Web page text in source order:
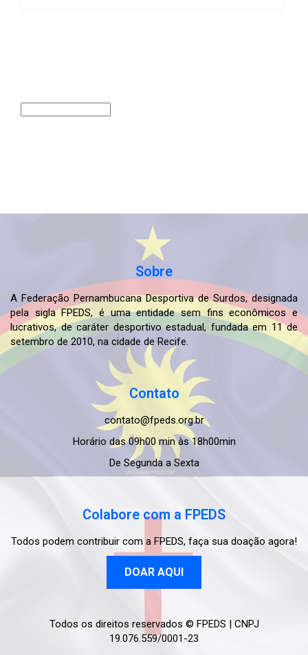
Arquivos
Sobre
A Federação Pernambucana Desportiva de Surdos, designada
pela sigla FPEDS, é uma entidade sem fins econômicos e
lucrativos, de caráter desportivo estadual, fundada em 11 de
setembro de 2010, na cidade de Recife.
Contato
contato@fpeds.org.br
Horário das 09h00 min às 18h00min
De Segunda a Sexta
Colabore com a FPEDS
Todos podem contribuir com a FPEDS, faça sua doação agora!
DOAR AQUI
Todos os direitos reservados © FPEDS | CNPJ
19.076.559/0001-23